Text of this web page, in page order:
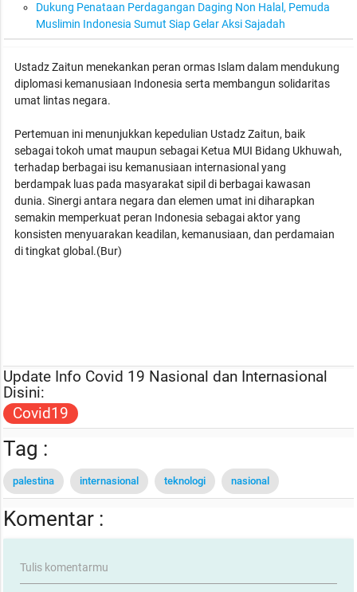
Dukung Penataan Perdagangan Daging Non Halal, Pemuda
Muslimin Indonesia Sumut Siap Gelar Aksi Sajadah
Ustadz Zaitun menekankan peran ormas Islam dalam mendukung
diplomasi kemanusiaan Indonesia serta membangun solidaritas
umat lintas negara.
Pertemuan ini menunjukkan kepedulian Ustadz Zaitun, baik
sebagai tokoh umat maupun sebagai Ketua MUI Bidang Ukhuwah,
terhadap berbagai isu kemanusiaan internasional yang
berdampak luas pada masyarakat sipil di berbagai kawasan
dunia. Sinergi antara negara dan elemen umat ini diharapkan
semakin memperkuat peran Indonesia sebagai aktor yang
konsisten menyuarakan keadilan, kemanusiaan, dan perdamaian
di tingkat global.(Bur)
Update Info Covid 19 Nasional dan Internasional
Disini:
Covid19
Tag :
palestina internasional teknologi nasional
Komentar :
Tulis komentarmu